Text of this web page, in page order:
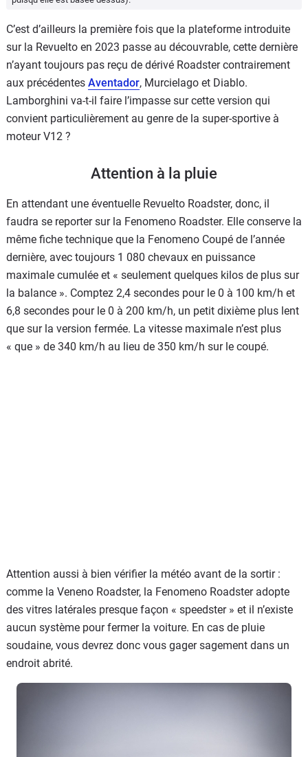
C’est d’ailleurs la première fois que la plateforme introduite
sur la Revuelto en 2023 passe au découvrable, cette dernière
n’ayant toujours pas reçu de dérivé Roadster contrairement
aux précédentes Aventador, Murcielago et Diablo.
Lamborghini va-t-il faire l’impasse sur cette version qui
convient particulièrement au genre de la super-sportive à
moteur V12 ?
Attention à la pluie
En attendant une éventuelle Revuelto Roadster, donc, il
faudra se reporter sur la Fenomeno Roadster. Elle conserve la
même fiche technique que la Fenomeno Coupé de l’année
dernière, avec toujours 1 080 chevaux en puissance
maximale cumulée et « seulement quelques kilos de plus sur
la balance ». Comptez 2,4 secondes pour le 0 à 100 km/h et
6,8 secondes pour le 0 à 200 km/h, un petit dixième plus lent
que sur la version fermée. La vitesse maximale n’est plus
« que » de 340 km/h au lieu de 350 km/h sur le coupé.
Attention aussi à bien vérifier la météo avant de la sortir :
comme la Veneno Roadster, la Fenomeno Roadster adopte
des vitres latérales presque façon « speedster » et il n’existe
aucun système pour fermer la voiture. En cas de pluie
soudaine, vous devrez donc vous gager sagement dans un
endroit abrité.